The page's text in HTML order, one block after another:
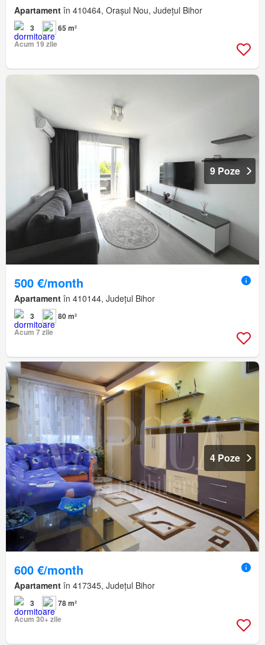
Apartament în 410464, Orașul Nou, Județul Bihor
3
65 m²
Acum 19 zile
9 Poze
500 €/month
Apartament în 410144, Județul Bihor
3
80 m²
Acum 7 zile
4 Poze
600 €/month
Apartament în 417345, Județul Bihor
3
78 m²
Acum 30+ zile